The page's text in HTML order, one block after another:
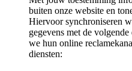
buiten onze website en
Hiervoor synchroniseren
gegevens met de
we hun online
diensten: